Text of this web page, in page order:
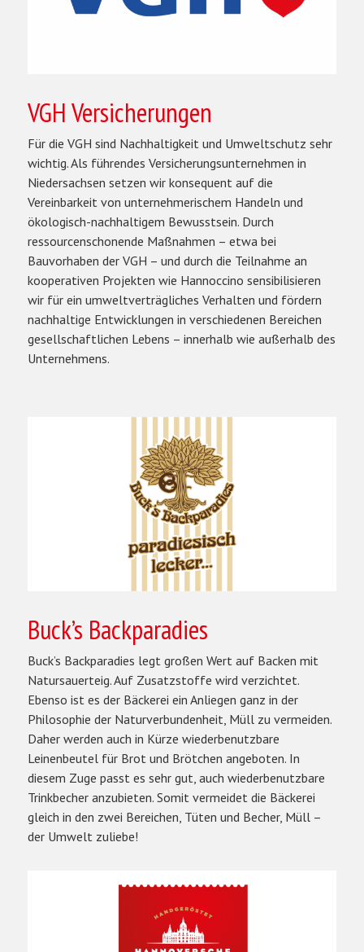
VGH Versicherungen
Für die VGH sind Nachhaltigkeit und Umweltschutz sehr
wichtig. Als führendes Versicherungsunternehmen in
Niedersachsen setzen wir konsequent auf die
Vereinbarkeit von unternehmerischem Handeln und
ökologisch-nachhaltigem Bewusstsein. Durch
ressourcenschonende Maßnahmen – etwa bei
Bauvorhaben der VGH – und durch die Teilnahme an
kooperativen Projekten wie Hannoccino sensibilisieren
wir für ein umweltverträgliches Verhalten und fördern
nachhaltige Entwicklungen in verschiedenen Bereichen
gesellschaftlichen Lebens – innerhalb wie außerhalb des
Unternehmens.
Buck’s Backparadies
Buck’s Backparadies legt großen Wert auf Backen mit
Natursauerteig. Auf Zusatzstoffe wird verzichtet.
Ebenso ist es der Bäckerei ein Anliegen ganz in der
Philosophie der Naturverbundenheit, Müll zu vermeiden.
Daher werden auch in Kürze wiederbenutzbare
Leinenbeutel für Brot und Brötchen angeboten. In
diesem Zuge passt es sehr gut, auch wiederbenutzbare
Trinkbecher anzubieten. Somit vermeidet die Bäckerei
gleich in den zwei Bereichen, Tüten und Becher, Müll –
der Umwelt zuliebe!